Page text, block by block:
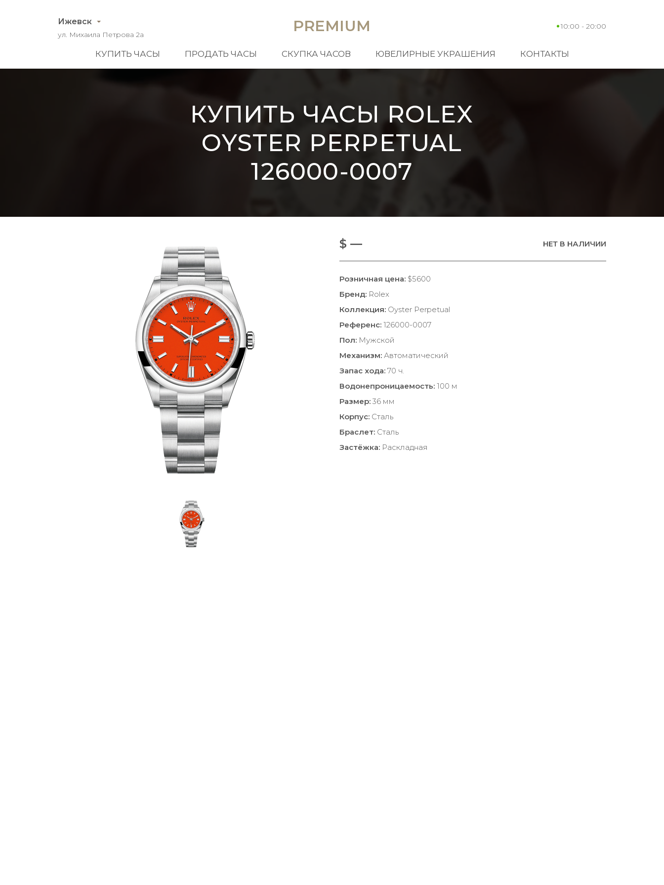
Ижевск
ул. Михаила Петрова 2а PREMIUM 10:00 - 20:00
КУПИТЬ ЧАСЫ ПРОДАТЬ ЧАСЫ СКУПКА ЧАСОВ ЮВЕЛИРНЫЕ УКРАШЕНИЯ КОНТАКТЫ
КУПИТЬ ЧАСЫ ROLEX
OYSTER PERPETUAL
126000-0007
$ — НЕТ В НАЛИЧИИ
Розничная цена: $5600
Бренд: Rolex
Коллекция: Oyster Perpetual
Референс: 126000-0007
Пол: Мужской
Механизм: Автоматический
Запас хода: 70 ч.
Водонепроницаемость: 100 м
Размер: 36 мм
Корпус: Сталь
Браслет: Сталь
Застёжка: Раскладная